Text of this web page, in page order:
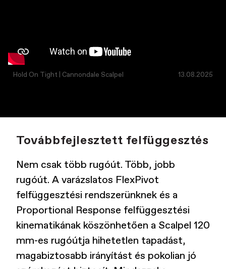
​Hold On Tight | Cannondale Scalpel 13.08.2025
Továbbfejlesztett felfüggesztés
Nem csak több rugóút. Több, jobb
rugóút. A varázslatos FlexPivot
felfüggesztési rendszerünknek és a
Proportional Response felfüggesztési
kinematikának köszönhetően a Scalpel 120
mm-es rugóútja hihetetlen tapadást,
magabiztosabb irányítást és pokolian jó